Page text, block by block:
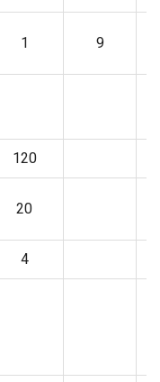
1 9
120
20
4